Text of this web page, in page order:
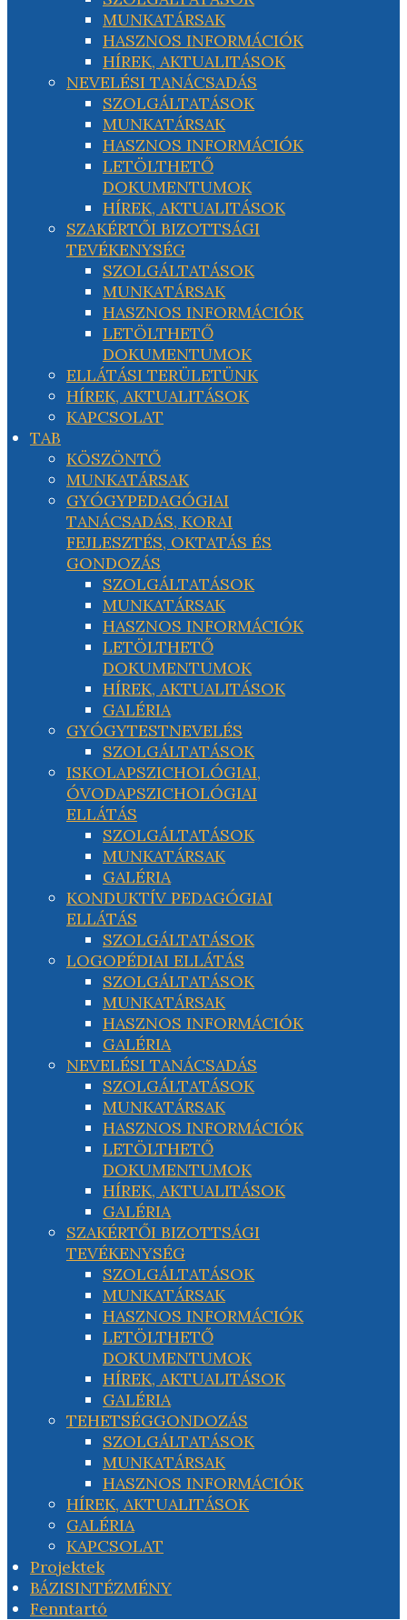
MUNKATÁRSAK
HASZNOS INFORMÁCIÓK
HÍREK, AKTUALITÁSOK
NEVELÉSI TANÁCSADÁS
SZOLGÁLTATÁSOK
MUNKATÁRSAK
HASZNOS INFORMÁCIÓK
LETÖLTHETŐ
DOKUMENTUMOK
HÍREK, AKTUALITÁSOK
SZAKÉRTŐI BIZOTTSÁGI
TEVÉKENYSÉG
SZOLGÁLTATÁSOK
MUNKATÁRSAK
HASZNOS INFORMÁCIÓK
LETÖLTHETŐ
DOKUMENTUMOK
ELLÁTÁSI TERÜLETÜNK
HÍREK, AKTUALITÁSOK
KAPCSOLAT
TAB
KÖSZÖNTŐ
MUNKATÁRSAK
GYÓGYPEDAGÓGIAI
TANÁCSADÁS, KORAI
FEJLESZTÉS, OKTATÁS ÉS
GONDOZÁS
SZOLGÁLTATÁSOK
MUNKATÁRSAK
HASZNOS INFORMÁCIÓK
LETÖLTHETŐ
DOKUMENTUMOK
HÍREK, AKTUALITÁSOK
GALÉRIA
GYÓGYTESTNEVELÉS
SZOLGÁLTATÁSOK
ISKOLAPSZICHOLÓGIAI,
ÓVODAPSZICHOLÓGIAI
ELLÁTÁS
SZOLGÁLTATÁSOK
MUNKATÁRSAK
GALÉRIA
KONDUKTÍV PEDAGÓGIAI
ELLÁTÁS
SZOLGÁLTATÁSOK
LOGOPÉDIAI ELLÁTÁS
SZOLGÁLTATÁSOK
MUNKATÁRSAK
HASZNOS INFORMÁCIÓK
GALÉRIA
NEVELÉSI TANÁCSADÁS
SZOLGÁLTATÁSOK
MUNKATÁRSAK
HASZNOS INFORMÁCIÓK
LETÖLTHETŐ
DOKUMENTUMOK
HÍREK, AKTUALITÁSOK
GALÉRIA
SZAKÉRTŐI BIZOTTSÁGI
TEVÉKENYSÉG
SZOLGÁLTATÁSOK
MUNKATÁRSAK
HASZNOS INFORMÁCIÓK
LETÖLTHETŐ
DOKUMENTUMOK
HÍREK, AKTUALITÁSOK
GALÉRIA
TEHETSÉGGONDOZÁS
SZOLGÁLTATÁSOK
MUNKATÁRSAK
HASZNOS INFORMÁCIÓK
HÍREK, AKTUALITÁSOK
GALÉRIA
KAPCSOLAT
Projektek
BÁZISINTÉZMÉNY
Fenntartó